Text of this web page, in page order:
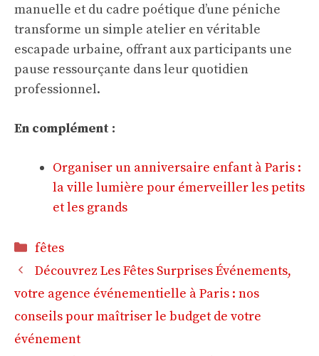
manuelle et du cadre poétique d’une péniche
transforme un simple atelier en véritable
escapade urbaine, offrant aux participants une
pause ressourçante dans leur quotidien
professionnel.
En complément :
Organiser un anniversaire enfant à Paris :
la ville lumière pour émerveiller les petits
et les grands
Catégories
fêtes
Découvrez Les Fêtes Surprises Événements,
votre agence événementielle à Paris : nos
conseils pour maîtriser le budget de votre
événement